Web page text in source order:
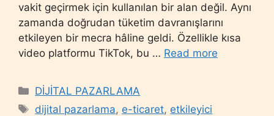
vakit geçirmek için kullanılan bir alan değil. Aynı
zamanda doğrudan tüketim davranışlarını
etkileyen bir mecra hâline geldi. Özellikle kısa
video platformu TikTok, bu … Read more
Categories
DİJİTAL PAZARLAMA
Tags
dijital pazarlama, e-ticaret, etkileyici